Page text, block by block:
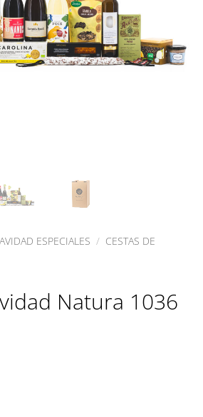
ESPECIALES / CESTAS DE
Natura 1036